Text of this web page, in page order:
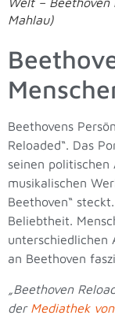
Mahlau)
Beethovens
Reloaded“. Das
seinen politischen
musikalischen
Beethoven“
Beliebtheit.
unterschiedlichen
an Beethoven
„Beethoven
der Mediathek